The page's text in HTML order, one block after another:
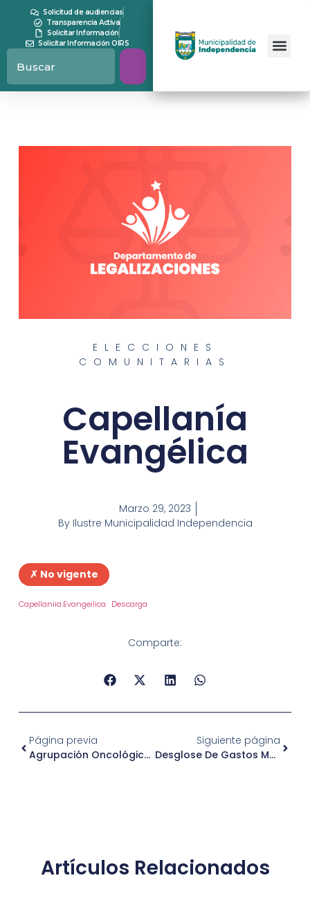
Solicitud de audiencias
Transparencia Activa
Solicitar Información
Solicitar Información OIRS
ELECCIONES
COMUNITARIAS
Capellanía
Evangélica
Marzo 29, 2023
ByIlustre Municipalidad Independencia
✗ No vigente
Capellaniia.Evangeilica Descarga
Comparte:
Página previa
Agrupación Oncológica Esperanza
Siguiente página
Desglose De Gastos Mensuales Marzo 2023
Artículos Relacionados